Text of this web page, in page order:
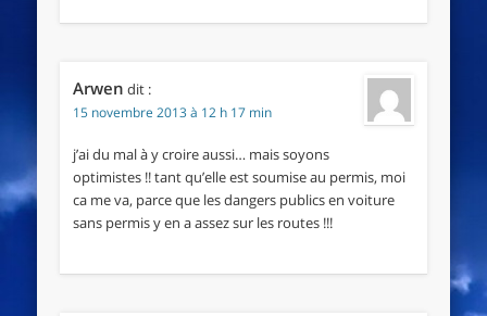
Arwen dit :
15 novembre 2013 à 12 h 17 min
j’ai du mal à y croire aussi… mais soyons
optimistes !! tant qu’elle est soumise au permis, moi
ca me va, parce que les dangers publics en voiture
sans permis y en a assez sur les routes !!!